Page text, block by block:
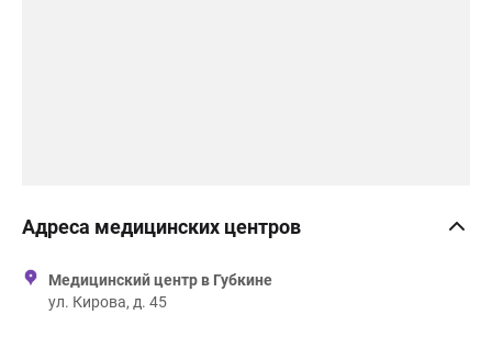
Адреса медицинских центров
Медицинский центр в Губкине
ул. Кирова, д. 45